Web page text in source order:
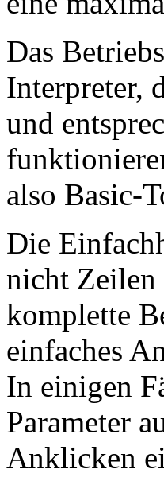
Das
Interpreter,
und
also Basic-
Die
nicht Zeilen
komplette
einfaches
In einigen
Parameter
Anklicken